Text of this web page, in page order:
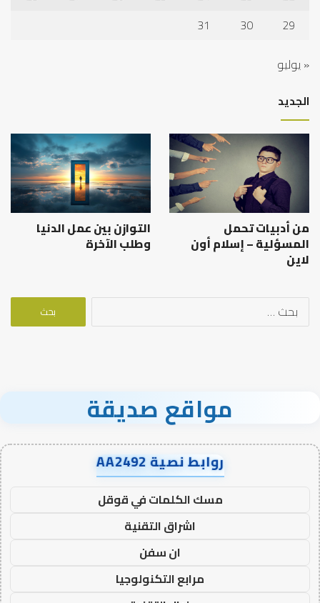
29
30
31
« يوليو
الجديد
من أدبيات تحمل
المسؤلية – إسلام أون
لاين
التوازن بين عمل الدنيا
وطلب الآخرة
البحث
مواقع صديقة
روابط نصية AA2492
مسك الكلمات في قوقل
اشراق التقنية
ان سفن
مرابع التكنولوجيا